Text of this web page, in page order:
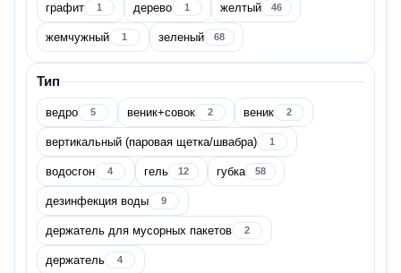
Дания
Показать все
Бренд
ACG
ALVEUS
графит 1 дерево 1 желтый 46
жемчужный 1 зеленый 68
Тип
ведро 5 веник+совок 2 веник 2
вертикальный (паровая щетка/швабра) 1
водосгон 4 гель 12 губка 58
дезинфекция воды 9
держатель для мусорных пакетов 2
держатель 4